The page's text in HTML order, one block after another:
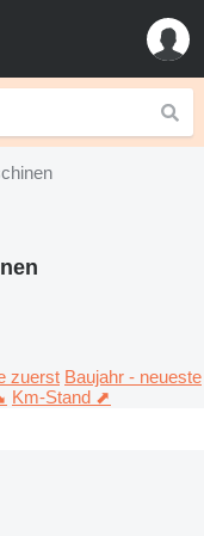
zuerst Baujahr - neueste
Km-Stand ⬈